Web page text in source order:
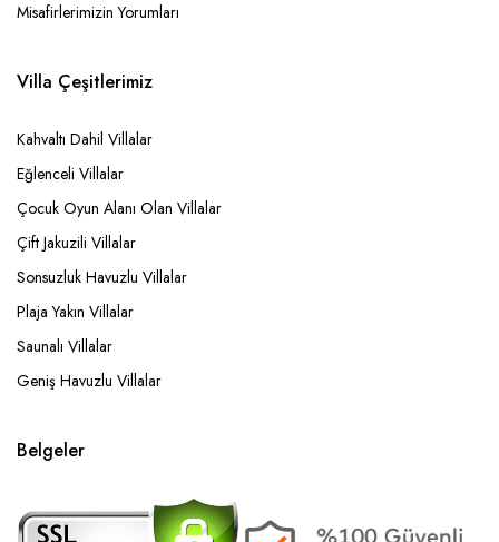
Misafirlerimizin Yorumları
Villa Çeşitlerimiz
Kahvaltı Dahil Villalar
Eğlenceli Villalar
Çocuk Oyun Alanı Olan Villalar
Çift Jakuzili Villalar
Sonsuzluk Havuzlu Villalar
Plaja Yakın Villalar
Saunalı Villalar
Geniş Havuzlu Villalar
Belgeler